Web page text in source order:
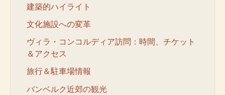
建築的ハイライト
文化施設への変革
ヴィラ・コンコルディア訪問：時間、チケット
＆アクセス
旅行＆駐車場情報
バンベルク近郊の観光